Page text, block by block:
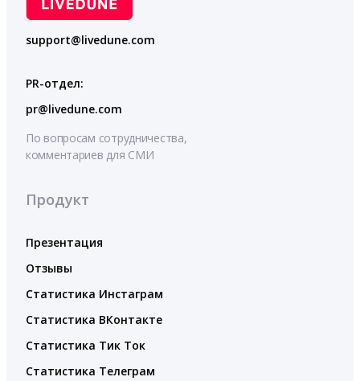
support@livedune.com
PR-отдел:
pr@livedune.com
По вопросам сотрудничества,
комментариев для СМИ
Продукт
Презентация
Отзывы
Статистика Инстаграм
Статистика ВКонтакте
Статистика Тик Ток
Статистика Телеграм